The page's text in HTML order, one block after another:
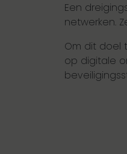
Een
netwerken.
Om dit doel
op digitale